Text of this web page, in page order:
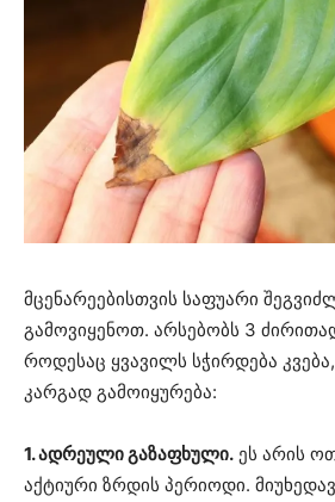
მცენარეებისთვის საფუარი
გამოვიყენოთ. არსებობს 3
როდესაც ყვავილს სჭირდება კვება,
კარგად გამოიყურება:
1. ადრეული გაზაფხული. ეს არის
აქტიური ზრდის პერიოდი.